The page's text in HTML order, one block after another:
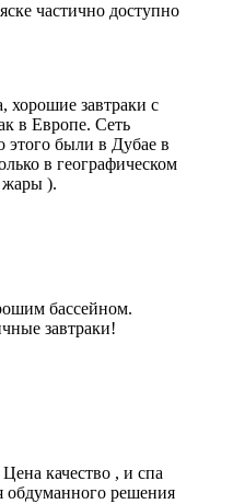
частично доступно
завтраки с
в Европе. Сеть
этого были в Дубае в
в географическом
жары ).
бассейном.
завтраки!
качество , и спа
обдуманного решения